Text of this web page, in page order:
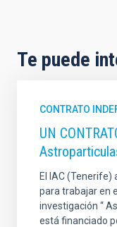
Te puede
CONTRATO
UN
El IAC (Tenerife)
para trabajar en
investigación “
está financiado